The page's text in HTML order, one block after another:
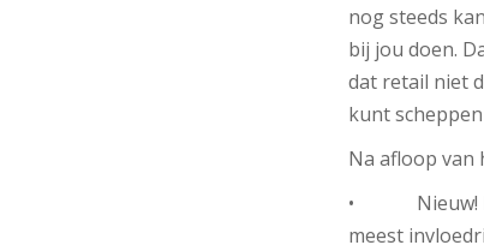
nog steeds
bij jou doen.
dat retail niet
kunt
Na afloop van
• Nieuw! Met
meest